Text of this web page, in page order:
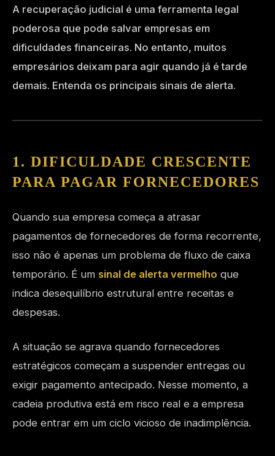
A recuperação judicial é uma ferramenta legal
poderosa que pode salvar empresas em
dificuldades financeiras. No entanto, muitos
empresários deixam para agir quando já é tarde
demais. Entenda os principais sinais de alerta.
1. DIFICULDADE CRESCENTE
PARA PAGAR FORNECEDORES
Quando sua empresa começa a atrasar
pagamentos de fornecedores de forma recorrente,
isso não é apenas um problema de fluxo de caixa
temporário. É um sinal de alerta vermelho que
indica desequilíbrio estrutural entre receitas e
despesas.
A situação se agrava quando fornecedores
estratégicos começam a suspender entregas ou
exigir pagamento antecipado. Nesse momento, a
cadeia produtiva está em risco real e a empresa
pode entrar em um ciclo vicioso de inadimplência.